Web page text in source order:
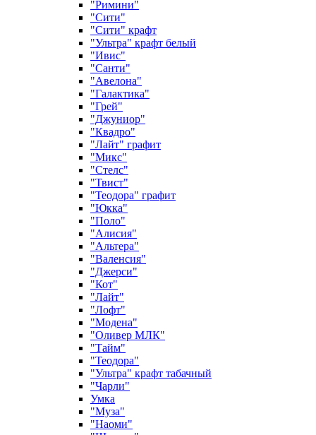
"Римини"
"Сити"
"Сити" крафт
"Ультра" крафт белый
"Ивис"
"Санти"
"Авелона"
"Галактика"
"Грей"
"Джуниор"
"Квадро"
"Лайт" графит
"Микс"
"Стелс"
"Твист"
"Теодора" графит
"Юкка"
"Поло"
"Алисия"
"Альтера"
"Валенсия"
"Джерси"
"Кот"
"Лайт"
"Лофт"
"Модена"
"Оливер МЛК"
"Тайм"
"Теодора"
"Ультра" крафт табачный
"Чарли"
Умка
"Муза"
"Наоми"